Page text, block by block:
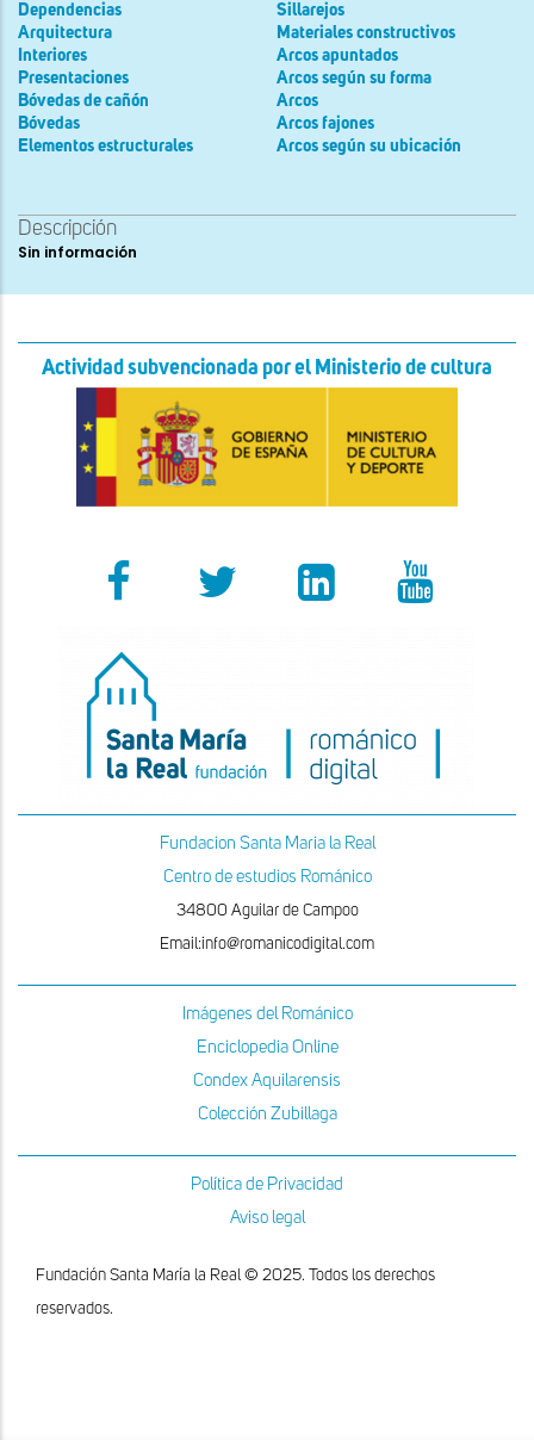
Dependencias
Arquitectura
Interiores
Presentaciones
Bóvedas de cañón
Bóvedas
Elementos estructurales
Sillarejos
Materiales constructivos
Arcos apuntados
Arcos según su forma
Arcos
Arcos fajones
Arcos según su ubicación
Descripción
Sin información
Actividad subvencionada por el Ministerio de cultura
Fundacion Santa Maria la Real
Centro de estudios Románico
34800 Aguilar de Campoo
Email:info@romanicodigital.com
Imágenes del Románico
Enciclopedia Online
Condex Aquilarensis
Colección Zubillaga
Política de Privacidad
Aviso legal
Fundación Santa María la Real © 2025. Todos los derechos
reservados.